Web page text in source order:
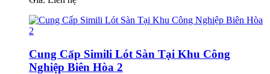
Cung Cấp Simili Lót Sàn Tại Khu Công
Nghiệp Biên Hòa 2